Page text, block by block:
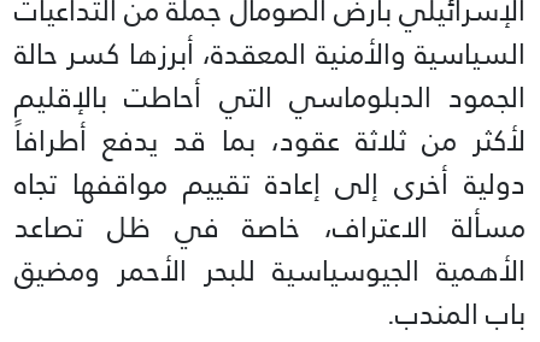
السياسية والأمنية المعقدة، أبرزها كسر حالة
الجمود الدبلوماسي التي أحاطت بالإقليم
لأكثر من ثلاثة عقود، بما قد يدفع أطرافاً
دولية أخرى إلى إعادة تقييم مواقفها تجاه
مسألة الاعتراف، خاصة في ظل تصاعد
الأهمية الجيوسياسية للبحر الأحمر ومضيق
باب المندب.